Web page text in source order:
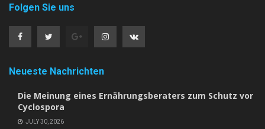
Folgen Sie uns
Neueste Nachrichten
Die Meinung eines Ernährungsberaters zum Schutz vor
Cyclospora
JULY 30, 2026